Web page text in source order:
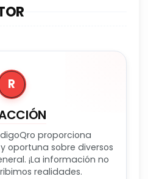
R
proporciona
oportuna sobre diversos
¡La información no
realidades.